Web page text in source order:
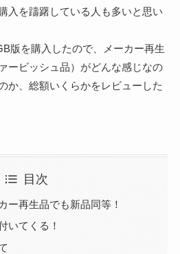
入を躊躇している人も多いと思い
版を購入したので、メーカー再生
ービッシュ品）がどんな感じなの
か、総額いくらかをレビューした
目次
ー再生品でも新品同等！
いてくる！